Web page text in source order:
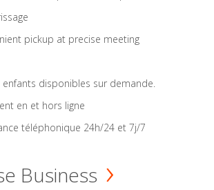
pickup at precise meeting
enfants disponibles sur demande.
en et hors ligne
téléphonique 24h/24 et 7j/7
Business